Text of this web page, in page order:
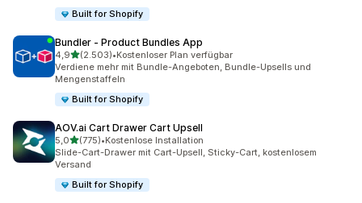
Built for Shopify
Bundler ‑ Product Bundles App
4,9von 5 Sternen
(2.503)
2503 Rezensionen insgesamt
•Kostenloser Plan verfügbar
Verdiene mehr mit Bundle-Angeboten, Bundle-Upsells und
Mengenstaffeln
Built for Shopify
AOV.ai Cart Drawer Cart Upsell
5,0von 5 Sternen
(775)
775 Rezensionen insgesamt
•Kostenlose Installation
Slide-Cart-Drawer mit Cart-Upsell, Sticky-Cart, kostenlosem
Versand
Built for Shopify